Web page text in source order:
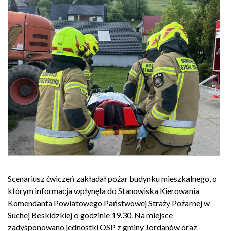
Scenariusz ćwiczeń zakładał pożar budynku mieszkalnego, o
którym informacja wpłynęła do Stanowiska Kierowania
Komendanta Powiatowego Państwowej Straży Pożarnej w
Suchej Beskidzkiej o godzinie 19.30. Na miejsce
zadysponowano jednostki OSP z gminy Jordanów oraz